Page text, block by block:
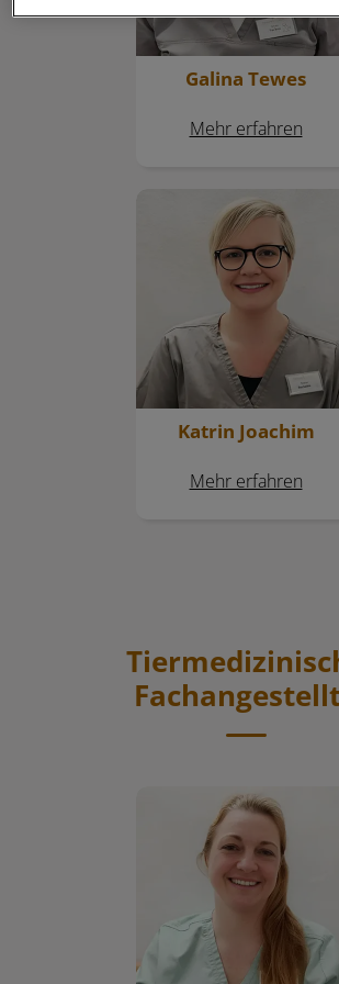
Galina Tewes
Mehr erfahren
Katrin Joachim
Katrin Joachim
Mehr erfahren
Fritzi Reichelt